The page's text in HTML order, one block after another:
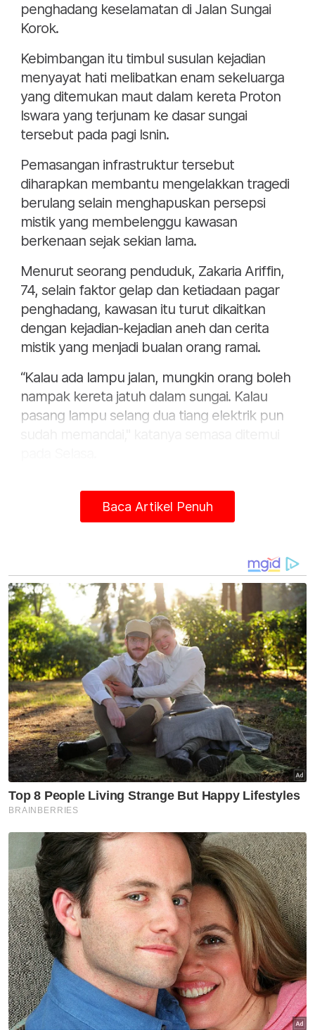
penghadang keselamatan di Jalan Sungai
Korok.
Kebimbangan itu timbul susulan kejadian
menyayat hati melibatkan enam sekeluarga
yang ditemukan maut dalam kereta Proton
Iswara yang terjunam ke dasar sungai
tersebut pada pagi Isnin.
Pemasangan infrastruktur tersebut
diharapkan membantu mengelakkan tragedi
berulang selain menghapuskan persepsi
mistik yang membelenggu kawasan
berkenaan sejak sekian lama.
Menurut seorang penduduk, Zakaria Ariffin,
74, selain faktor gelap dan ketiadaan pagar
penghadang, kawasan itu turut dikaitkan
dengan kejadian-kejadian aneh dan cerita
mistik yang menjadi bualan orang ramai.
“Kalau ada lampu jalan, mungkin orang boleh
nampak kereta jatuh dalam sungai. Kalau
pasang lampu selang dua tiang elektrik pun
kejadian mistik, dia berkata, perkara tersebut
boleh berlaku di mana-mana sahaja.
yang berniaga di gerai berhampiran lokasi
kejadian berkata, dia menyaksikan sendiri
beberapa kejadian kenderaan terbabas ke
dalam sungai, terutama pada waktu malam
atau awal pagi.
Sejak empat tahun berniaga di situ, kejadian
yang menimpa keluarga tersebut adalah
paling tragis berlaku di kawasan berkenaan.
“Gerai saya cuma 100 meter dari tempat
kereta itu jatuh. Dah banyak kali kemalangan
berlaku di sini,” katanya.
Artikel Berkaitan:
Penduduk Kampung Sungai Baru rancang protes
awam bantah pengambilan tanah
Kedah pertimbang syor tanam buluh, bina tebing
tanah di Sungai Korok
MADA sokong tingkat aspek keselamatan jalan raya
di Sungai Korok
Mengulas tentang kejadian mistik tersebut,
Romlah berkata, dia pernah mendengar
cerita tentang suara tangisan kanak-kanak di
kawasan sungai itu, terutama pada waktu
malam namun tidak pasti tentang
Baca Artikel Penuh